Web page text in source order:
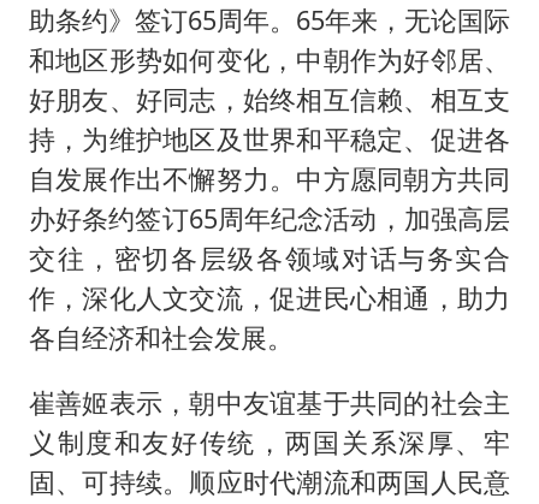
助条约》签订65周年。65年来，无论国际
和地区形势如何变化，中朝作为好邻居、
好朋友、好同志，始终相互信赖、相互支
持，为维护地区及世界和平稳定、促进各
自发展作出不懈努力。中方愿同朝方共同
办好条约签订65周年纪念活动，加强高层
交往，密切各层级各领域对话与务实合
作，深化人文交流，促进民心相通，助力
各自经济和社会发展。
崔善姬表示，朝中友谊基于共同的社会主
义制度和友好传统，两国关系深厚、牢
固、可持续。顺应时代潮流和两国人民意